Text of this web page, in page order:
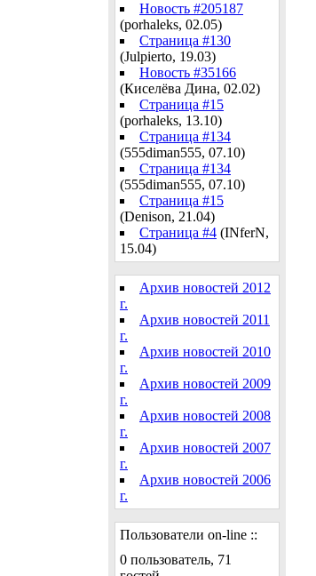
Новость #205187
(porhaleks, 02.05)
Страница #130
(Julpierto, 19.03)
Новость #35166
(Киселёва Дина, 02.02)
Страница #15
(porhaleks, 13.10)
Страница #134
(555diman555, 07.10)
Страница #134
(555diman555, 07.10)
Страница #15
(Denison, 21.04)
Страница #4 (INferN,
15.04)
Архив новостей 2012
г.
Архив новостей 2011
г.
Архив новостей 2010
г.
Архив новостей 2009
г.
Архив новостей 2008
г.
Архив новостей 2007
г.
Архив новостей 2006
г.
Пользователи on-line ::
0 пользователь, 71